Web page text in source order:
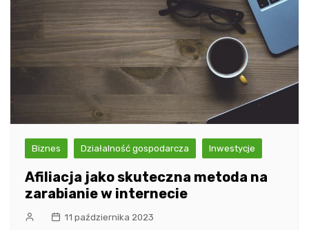
Biznes Działalność gospodarcza Inwestycje
Afiliacja jako skuteczna metoda na
zarabianie w internecie
11 października 2023